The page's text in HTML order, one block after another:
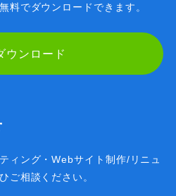
料でダウンロードできます。
ウンロード
ィング・Webサイト制作/ リニュ
ご相談ください。